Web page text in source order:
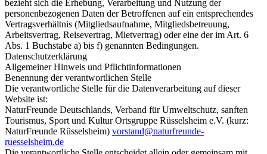
bezieht sich die Erhebung, Verarbeitung und Nutzung der
personenbezogenen Daten der Betroffenen auf ein entsprechendes
Vertragsverhältnis (Mitgliedsaufnahme, Mitgliedsbetreuung,
Arbeitsvertrag, Reisevertrag, Mietvertrag) oder eine der im Art. 6
Abs. 1 Buchstabe a) bis f) genannten Bedingungen.
Datenschutzerklärung
Allgemeiner Hinweis und Pflichtinformationen
Benennung der verantwortlichen Stelle
Die verantwortliche Stelle für die Datenverarbeitung auf dieser
Website ist:
NaturFreunde Deutschlands, Verband für Umweltschutz, sanften
Tourismus, Sport und Kultur Ortsgruppe Rüsselsheim e.V. (kurz:
NaturFreunde Rüsselsheim) vorstand naturfreunde-
ruesselsheim.de